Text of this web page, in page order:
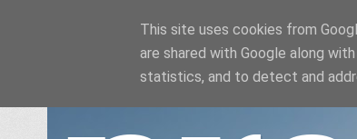
This site uses cookies from
are shared with Google along
statistics, and to detect and